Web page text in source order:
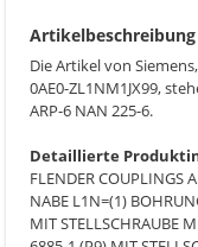
Artikelbeschreibung
Die Artikel von
0AE0-ZL1NM1JX99,
ARP-6 NAN 225-6.
Detaillierte
FLENDER COUPLINGS
NABE L1N=(1)
MIT STELLSCHRAUBE